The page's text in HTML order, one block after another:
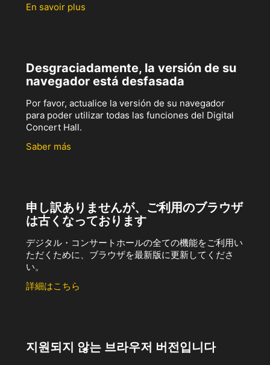
En savoir plus
Desgraciadamente, la versión de su
navegador está desfasada
Por favor, actualice la versión de su navegador
para poder utilizar todas las funciones del Digital
Concert Hall.
Saber más
申し訳ありませんが、ご利用のブラウザ
は古くなっております
デジタル・コンサートホールの全ての機能をご利用い
ただくために、ブラウザを最新版に更新してくださ
い。
詳細はこちら
지원되지 않는 브라우저 버전입니다